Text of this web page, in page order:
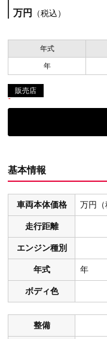
万円 （税込）
年式
年
販売店
基本情報
車両本体価格 万円（
走行距離
エンジン種別
年式 年
ボディ色
整備